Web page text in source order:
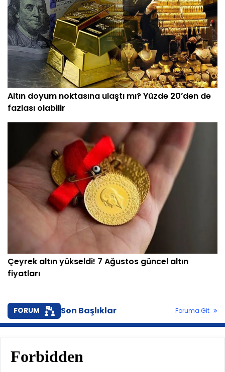
Altın doyum noktasına ulaştı mı? Yüzde 20’den de
fazlası olabilir
Çeyrek altın yükseldi! 7 Ağustos güncel altın
fiyatları
FORUM Son Başlıklar Foruma Git